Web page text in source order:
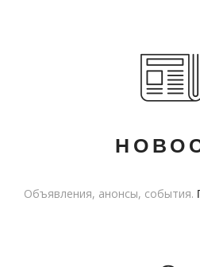
Объявления, анонсы, события.